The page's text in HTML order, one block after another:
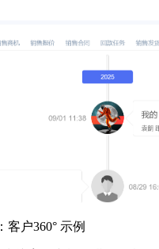
户360° 示例